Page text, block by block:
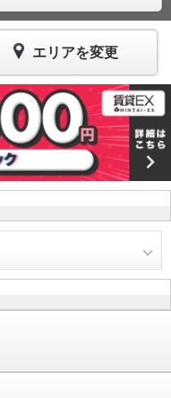
エリアを変更